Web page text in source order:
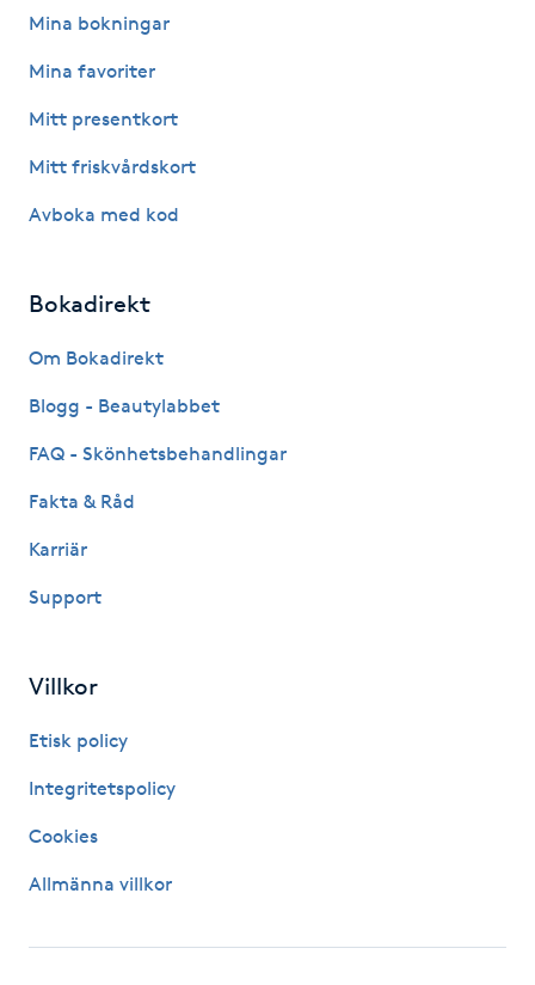
Gel naglar
Gellack
Gravidmassage
Gravidyoga
Gua Sha-massage
H
Hatha Yoga
Healing
Herrklippning
Mina bokningar
Mina favoriter
Mitt presentkort
Mitt friskvårdskort
Avboka med kod
Bokadirekt
Om Bokadirekt
Blogg - Beautylabbet
FAQ - Skönhetsbehandlingar
Fakta & Råd
Karriär
Support
Villkor
Etisk policy
Integritetspolicy
Cookies
Allmänna villkor